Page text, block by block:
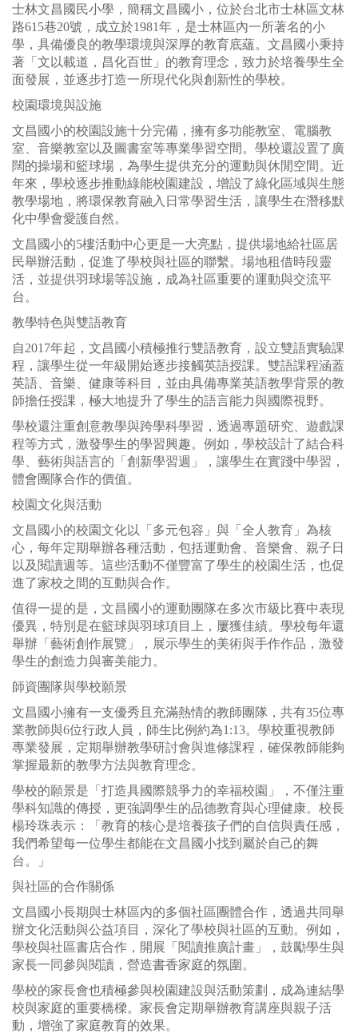
士林文昌國民小學，簡稱文昌國小，位於台北市士林區文林
路615巷20號，成立於1981年，是士林區內一所著名的小
學，具備優良的教學環境與深厚的教育底蘊。文昌國小秉持
著「文以載道，昌化百世」的教育理念，致力於培養學生全
面發展，並逐步打造一所現代化與創新性的學校。
校園環境與設施
文昌國小的校園設施十分完備，擁有多功能教室、電腦教
室、音樂教室以及圖書室等專業學習空間。學校還設置了廣
闊的操場和籃球場，為學生提供充分的運動與休閒空間。近
年來，學校逐步推動綠能校園建設，增設了綠化區域與生態
教學場地，將環保教育融入日常學習生活，讓學生在潛移默
化中學會愛護自然。
文昌國小的5樓活動中心更是一大亮點，提供場地給社區居
民舉辦活動，促進了學校與社區的聯繫。場地租借時段靈
活，並提供羽球場等設施，成為社區重要的運動與交流平
台。
教學特色與雙語教育
自2017年起，文昌國小積極推行雙語教育，設立雙語實驗課
程，讓學生從一年級開始逐步接觸英語授課。雙語課程涵蓋
英語、音樂、健康等科目，並由具備專業英語教學背景的教
師擔任授課，極大地提升了學生的語言能力與國際視野。
學校還注重創意教學與跨學科學習，透過專題研究、遊戲課
程等方式，激發學生的學習興趣。例如，學校設計了結合科
學、藝術與語言的「創新學習週」，讓學生在實踐中學習，
體會團隊合作的價值。
校園文化與活動
文昌國小的校園文化以「多元包容」與「全人教育」為核
心，每年定期舉辦各種活動，包括運動會、音樂會、親子日
以及閱讀週等。這些活動不僅豐富了學生的校園生活，也促
進了家校之間的互動與合作。
值得一提的是，文昌國小的運動團隊在多次市級比賽中表現
優異，特別是在籃球與羽球項目上，屢獲佳績。學校每年還
舉辦「藝術創作展覽」，展示學生的美術與手作作品，激發
學生的創造力與審美能力。
師資團隊與學校願景
文昌國小擁有一支優秀且充滿熱情的教師團隊，共有35位專
業教師與6位行政人員，師生比例約為1:13。學校重視教師
專業發展，定期舉辦教學研討會與進修課程，確保教師能夠
掌握最新的教學方法與教育理念。
學校的願景是「打造具國際競爭力的幸福校園」，不僅注重
學科知識的傳授，更強調學生的品德教育與心理健康。校長
楊玲珠表示：「教育的核心是培養孩子們的自信與責任感，
我們希望每一位學生都能在文昌國小找到屬於自己的舞
台。」
與社區的合作關係
文昌國小長期與士林區內的多個社區團體合作，透過共同舉
辦文化活動與公益項目，深化了學校與社區的互動。例如，
學校與社區書店合作，開展「閱讀推廣計畫」，鼓勵學生與
家長一同參與閱讀，營造書香家庭的氛圍。
學校的家長會也積極參與校園建設與活動策劃，成為連結學
校與家庭的重要橋樑。家長會定期舉辦教育講座與親子活
動，增強了家庭教育的效果。